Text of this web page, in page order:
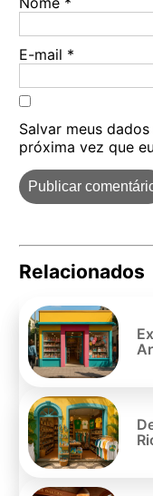
E-mail *
Salvar meus
próxima vez que
Relacionados